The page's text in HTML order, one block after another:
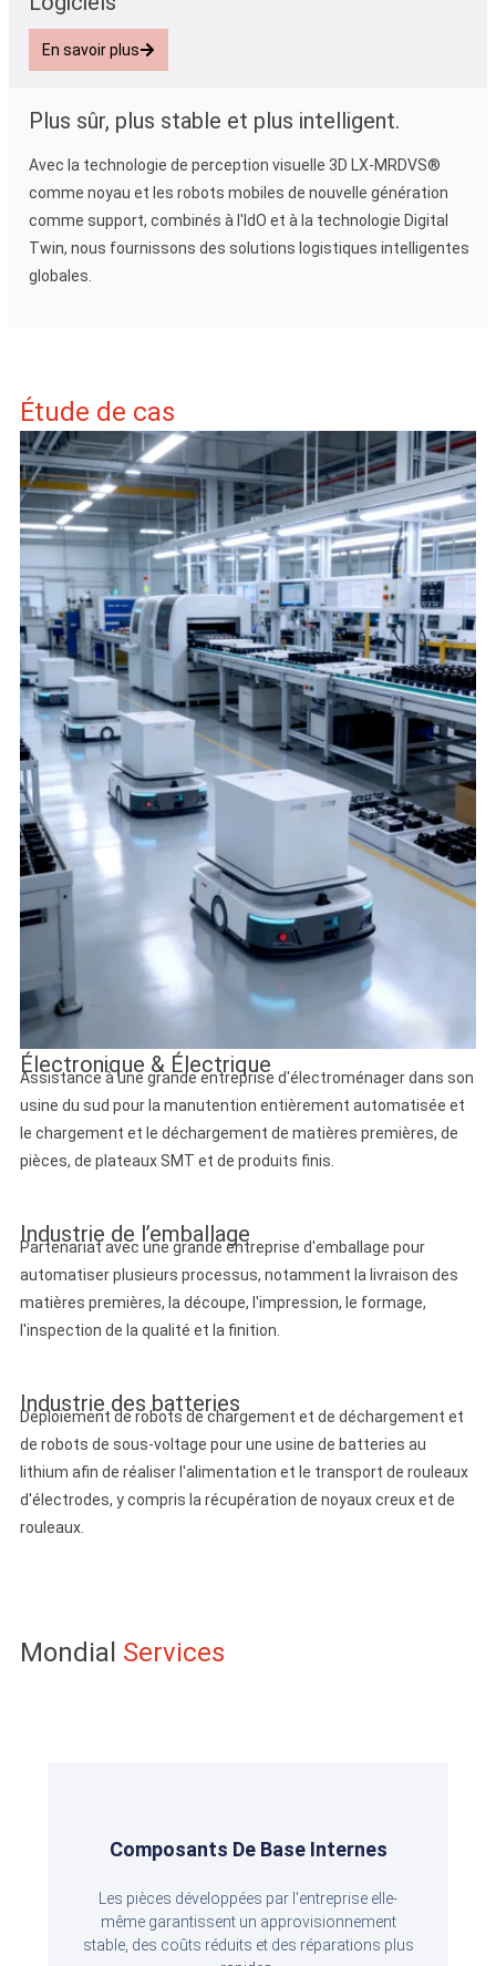
En savoir plus
Plus sûr, plus stable et plus intelligent.
Avec la technologie de perception visuelle 3D LX-MRDVS®
comme noyau et les robots mobiles de nouvelle génération
comme support, combinés à l'IdO et à la technologie Digital
Twin, nous fournissons des solutions logistiques intelligentes
globales.
Étude de cas
Électronique & Électrique
Assistance à une grande entreprise d'électroménager dans son
usine du sud pour la manutention entièrement automatisée et
le chargement et le déchargement de matières premières, de
pièces, de plateaux SMT et de produits finis.
Industrie de l’emballage
Partenariat avec une grande entreprise d'emballage pour
automatiser plusieurs processus, notamment la livraison des
matières premières, la découpe, l'impression, le formage,
l'inspection de la qualité et la finition.
Industrie des batteries
Déploiement de robots de chargement et de déchargement et
de robots de sous-voltage pour une usine de batteries au
lithium afin de réaliser l'alimentation et le transport de rouleaux
d'électrodes, y compris la récupération de noyaux creux et de
rouleaux.
Mondial Services
Composants De Base Internes
Les pièces développées par l'entreprise elle-
même garantissent un approvisionnement
stable, des coûts réduits et des réparations plus